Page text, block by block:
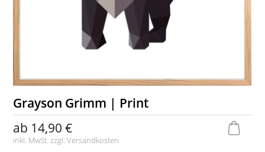
Grayson Grimm | Print
ab 14,90 €
inkl. MwSt. zzgl.Versandkosten